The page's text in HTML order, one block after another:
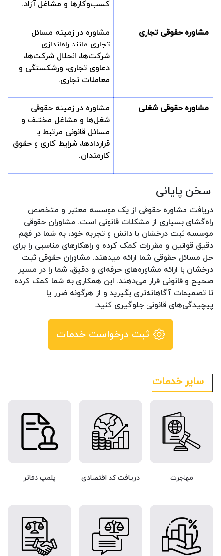
کسب‌وکارها و مشاغل آزاد.
مشاوره حقوقی تجاری
مشاوره در زمینه مسائل
تجاری مانند راه‌اندازی
شرکت‌ها، انحلال شرکت‌ها،
دعاوی تجاری، ورشکستگی و
معاملات تجاری.
مشاوره حقوقی شغلی
مشاوره در زمینه حقوقی
شغل‌ها و مشاغل مختلف و
مسائل قانونی مرتبط با
قراردادها، شرایط کاری و حقوق
کارمندان.
سخن پایانی
دریافت مشاوره حقوقی از یک موسسه معتبر و متخصص
راه‌گشای بسیاری از مشکلات قانونی است. مشاوران حقوقی
موسسه ثبت درخشان با دانش و تجربه خود، به شما در فهم
دقیق قوانین و مقررات کمک کرده و راهکارهای مناسبی را برای
حل مسائل حقوقی شما ارائه میدهند. مشاوران حقوقی ثبت
درخشان با ارائه مشاوره‌های حرفه‌ای و دقیق، شما را در مسیر
صحیح و قانونی قرار می‌دهند. این همکاری به شما کمک کرده
تا تصمیمات آگاهانه‌تری بگیرید و از هرگونه ضرر یا
پیچیدگی‌های قانونی جلوگیری کنید.
ثبت درخواست خدمات
سایر خدمات
مهاجرت دریافت کد اقتصادی پلمپ دفاتر